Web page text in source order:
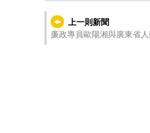
上一則新聞
廉政專員歐陽湘與廣東省